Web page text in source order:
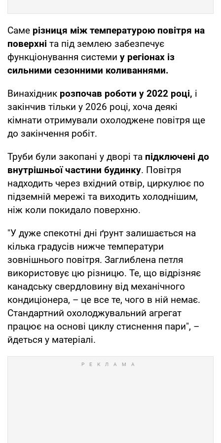
Саме різниця між температурою повітря на
поверхні та під землею забезпечує
функціонування системи у регіонах із
сильними сезонними коливаннями.
Винахідник розпочав роботи у 2022 році, і
закінчив тільки у 2026 році, хоча деякі
кімнати отримували охолоджене повітря ще
до закінчення робіт.
Труби були закопані у дворі та підключені до
внутрішньої частини будинку. Повітря
надходить через вхідний отвір, циркулює по
підземній мережі та виходить холоднішим,
ніж коли покидало поверхню.
"У дуже спекотні дні ґрунт залишається на
кілька градусів нижче температури
зовнішнього повітря. Заглиблена петля
використовує цю різницю. Те, що відрізняє
канадську свердловину від механічного
кондиціонера, – це все те, чого в ній немає.
Стандартний охолоджувальний агрегат
працює на основі циклу стиснення пари", –
йдеться у матеріалі.